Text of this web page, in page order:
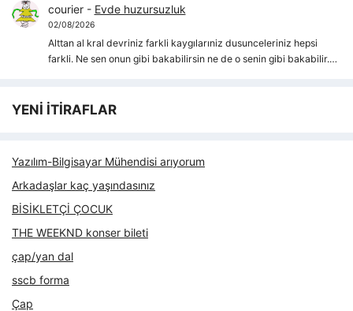
courier- Evde huzursuzluk
02/08/2026
Alttan al kral devriniz farkli kaygılarıniz dusunceleriniz hepsi
farkli. Ne sen onun gibi bakabilirsin ne de o senin gibi bakabilir.…
YENİ İTİRAFLAR
Yazılım-Bilgisayar Mühendisi arıyorum
Arkadaşlar kaç yaşındasınız
BİSİKLETÇİ ÇOCUK
THE WEEKND konser bileti
çap/yan dal
sscb forma
Çap